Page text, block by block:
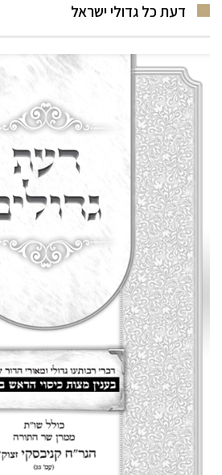
דעת כל גדולי ישראל